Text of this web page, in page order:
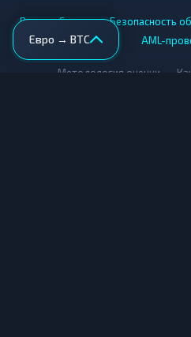
Евро → BTC
Вики • Города • Безопасность
AML-
Методология оценки